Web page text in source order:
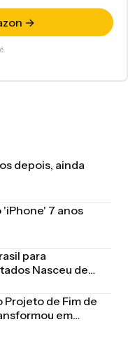
→
depois, ainda
7 anos
para
Nasceu de
Projeto de Fim de
em